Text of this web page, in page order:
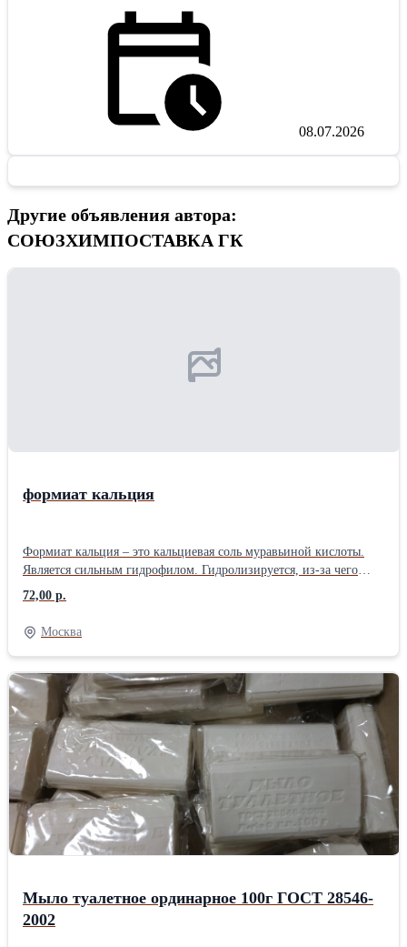
08.07.2026
Другие объявления автора:
СОЮЗХИМПОСТАВКА ГК
формиат кальция
Формиат кальция – это кальциевая соль муравьиной кислоты.
Является сильным гидрофилом. Гидролизируется, из-за чего
имеет щелочную реакцию. Является антисептиком.Представляет
собой порошок белого цвета.Применяется в
качестве:антигололедного средства;добавки в бетон, клей и
штукатурку;составляющего в специальных буровых растворах;
72,00 р.
Москва
Мыло туалетное ординарное 100г ГОСТ 28546-
2002